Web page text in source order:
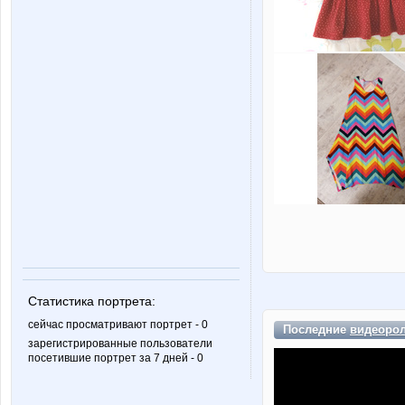
Статистика портрета:
сейчас просматривают портрет - 0
зарегистрированные пользователи
посетившие портрет за 7 дней - 0
Последние